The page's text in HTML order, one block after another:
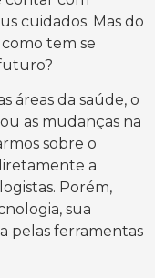
cuidados. Mas do
tem se
áreas da saúde, o
as mudanças na
sobre o
a
Porém,
sua
pelas ferramentas